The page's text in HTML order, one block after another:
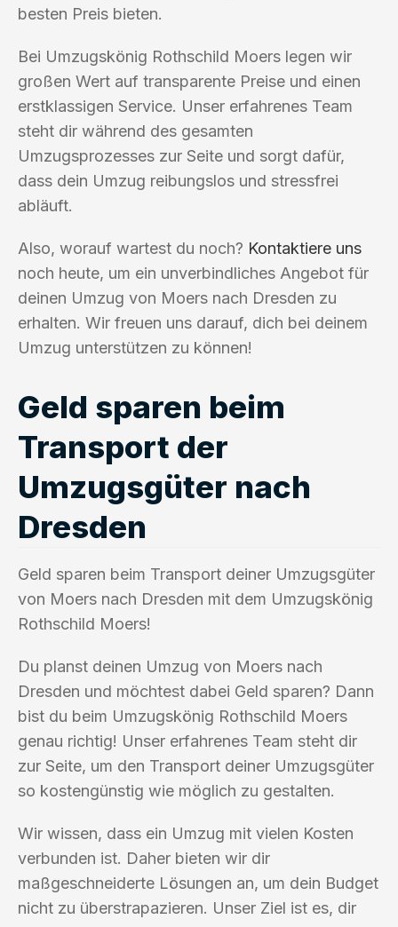
besten Preis bieten.
Bei Umzugskönig Rothschild Moers legen wir
großen Wert auf transparente Preise und einen
erstklassigen Service. Unser erfahrenes Team
steht dir während des gesamten
Umzugsprozesses zur Seite und sorgt dafür,
dass dein Umzug reibungslos und stressfrei
abläuft.
Also, worauf wartest du noch? Kontaktiere uns
noch heute, um ein unverbindliches Angebot für
deinen Umzug von Moers nach Dresden zu
erhalten. Wir freuen uns darauf, dich bei deinem
Umzug unterstützen zu können!
Geld sparen beim
Transport der
Umzugsgüter nach
Dresden
Geld sparen beim Transport deiner Umzugsgüter
von Moers nach Dresden mit dem Umzugskönig
Rothschild Moers!
Du planst deinen Umzug von Moers nach
Dresden und möchtest dabei Geld sparen? Dann
bist du beim Umzugskönig Rothschild Moers
genau richtig! Unser erfahrenes Team steht dir
zur Seite, um den Transport deiner Umzugsgüter
so kostengünstig wie möglich zu gestalten.
Wir wissen, dass ein Umzug mit vielen Kosten
verbunden ist. Daher bieten wir dir
maßgeschneiderte Lösungen an, um dein Budget
nicht zu überstrapazieren. Unser Ziel ist es, dir